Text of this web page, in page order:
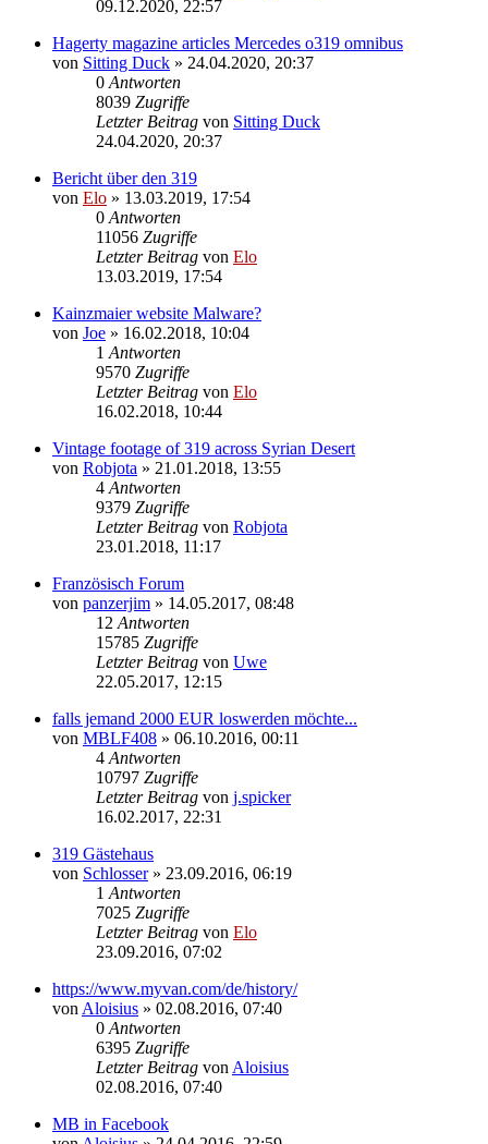
09.12.2020, 22:57
Hagerty magazine articles Mercedes o319 omnibus
von Sitting Duck » 24.04.2020, 20:37
0 Antworten
8039 Zugriffe
Letzter Beitrag von Sitting Duck
24.04.2020, 20:37
Bericht über den 319
von Elo » 13.03.2019, 17:54
0 Antworten
11056 Zugriffe
Letzter Beitrag von Elo
13.03.2019, 17:54
Kainzmaier website Malware?
von Joe » 16.02.2018, 10:04
1 Antworten
9570 Zugriffe
Letzter Beitrag von Elo
16.02.2018, 10:44
Vintage footage of 319 across Syrian Desert
von Robjota » 21.01.2018, 13:55
4 Antworten
9379 Zugriffe
Letzter Beitrag von Robjota
23.01.2018, 11:17
Französisch Forum
von panzerjim » 14.05.2017, 08:48
12 Antworten
15785 Zugriffe
Letzter Beitrag von Uwe
22.05.2017, 12:15
falls jemand 2000 EUR loswerden möchte...
von MBLF408 » 06.10.2016, 00:11
4 Antworten
10797 Zugriffe
Letzter Beitrag von j.spicker
16.02.2017, 22:31
319 Gästehaus
von Schlosser» 23.09.2016, 06:19
1 Antworten
7025 Zugriffe
Letzter Beitrag von Elo
23.09.2016, 07:02
https://www.myvan.com/de/history/
von Aloisius » 02.08.2016, 07:40
0 Antworten
6395 Zugriffe
Letzter Beitrag von Aloisius
02.08.2016, 07:40
MB in Facebook